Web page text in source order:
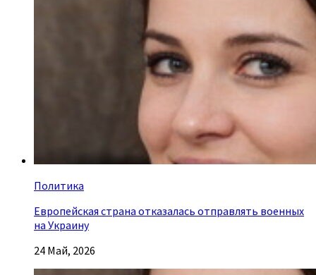
Политика
Европейская страна отказалась отправлять военных
на Украину
24 Май, 2026